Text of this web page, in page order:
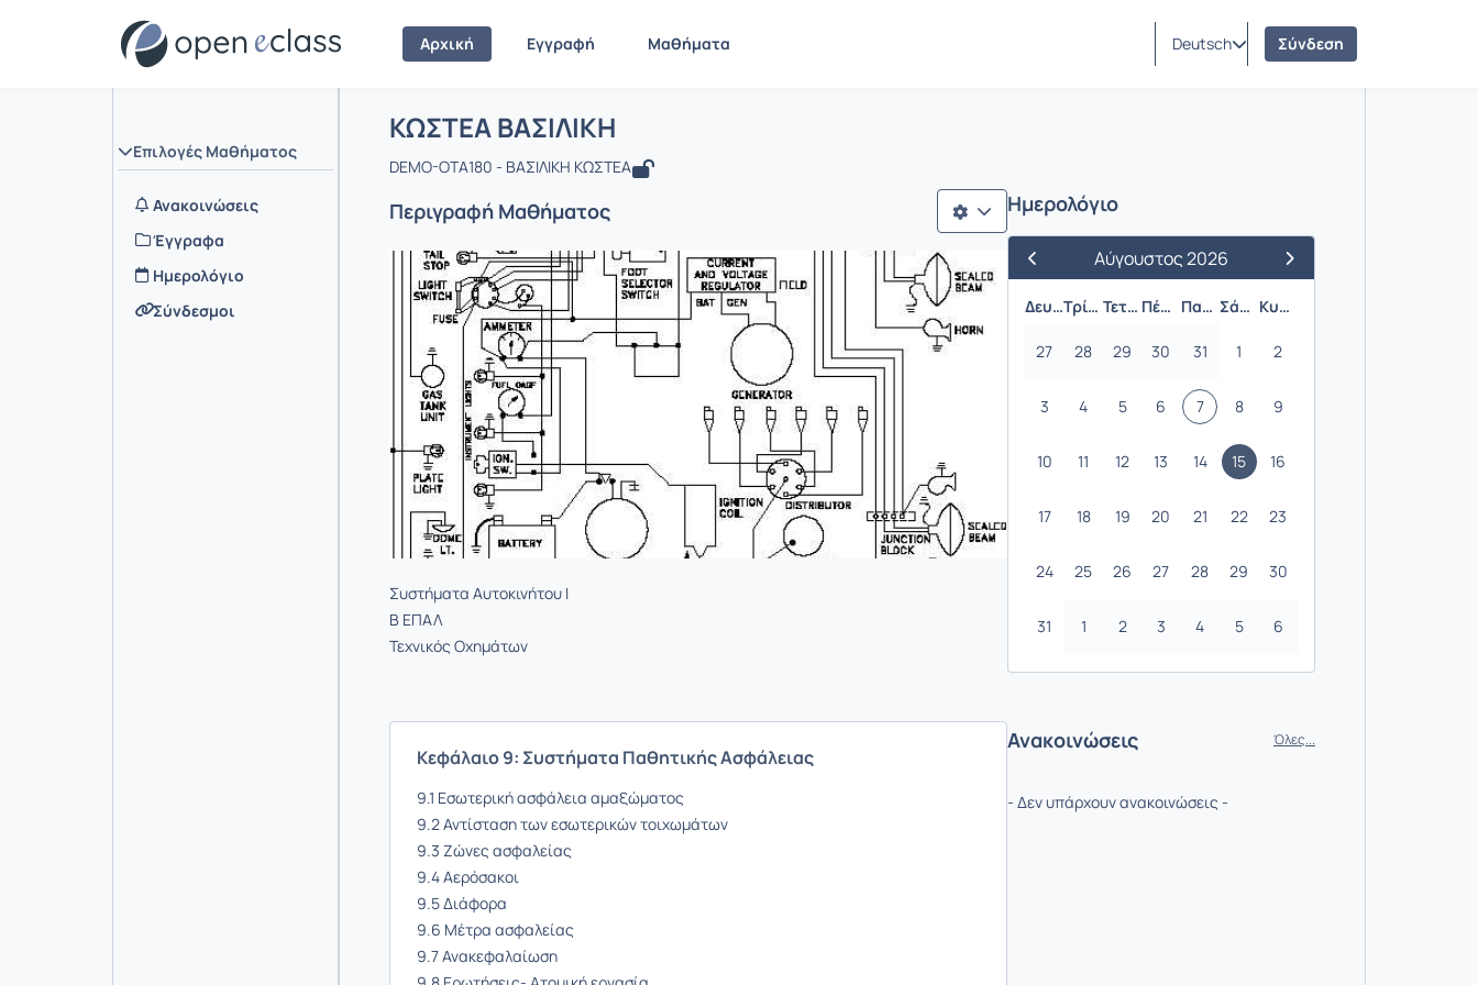
Αρχική Εγγραφή Μαθήματα Deutsch Σύνδεση
Επιλογές Μαθήματος
Ανακοινώσεις
Έγγραφα
Ημερολόγιο
Σύνδεσμοι
Αρχική Σελίδα
Μάθημα : ΚΩΣΤΕΑ ΒΑΣΙΛΙΚΗ
ΚΩΣΤΕΑ ΒΑΣΙΛΙΚΗ
DEMO-OTA180 - ΒΑΣΙΛΙΚΗ ΚΩΣΤΕΑ
Περιγραφή Μαθήματος
Συστήματα Αυτοκινήτου Ι
Β ΕΠΑΛ
Τεχνικός Οχημάτων
Κεφάλαιο 9: Συστήματα Παθητικής Ασφάλειας
9.1 Εσωτερική ασφάλεια αμαξώματος
9.2 Αντίσταση των εσωτερικών τοιχωμάτων
9.3 Ζώνες ασφαλείας
9.4 Αερόσακοι
9.5 Διάφορα
9.6 Μέτρα ασφαλείας
9.7 Ανακεφαλαίωση
Ημερολόγιο
Προηγούμενος Μήνας
Αύγουστος 2026
Επόμενος Μήνας
Δευτέρα
Τρίτη Τετάρτη Πέμπτη Παρασκευή Σάββατο Κυριακή
27 28 29 30 31 1 2
3 4 5 6 7 8 9
10 11 12 13 14 15 16
17 18 19 20 21 22 23
24 25 26 27 28 29 30
31 1 2 3 4 5 6
Ανακοινώσεις Όλες...
- Δεν υπάρχουν ανακοινώσεις -